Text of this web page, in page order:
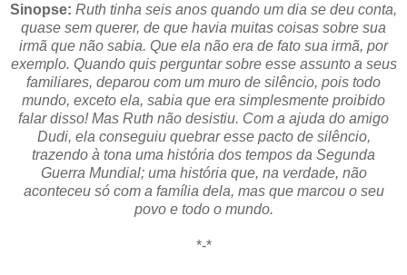
Sinopse: Ruth tinha seis anos quando um dia se deu conta,
quase sem querer, de que havia muitas coisas sobre sua
irmã que não sabia. Que ela não era de fato sua irmã, por
exemplo. Quando quis perguntar sobre esse assunto a seus
familiares, deparou com um muro de silêncio, pois todo
mundo, exceto ela, sabia que era simplesmente proibido
falar disso! Mas Ruth não desistiu. Com a ajuda do amigo
Dudi, ela conseguiu quebrar esse pacto de silêncio,
trazendo à tona uma história dos tempos da Segunda
Guerra Mundial; uma história que, na verdade, não
aconteceu só com a família dela, mas que marcou o seu
povo e todo o mundo.
*-*